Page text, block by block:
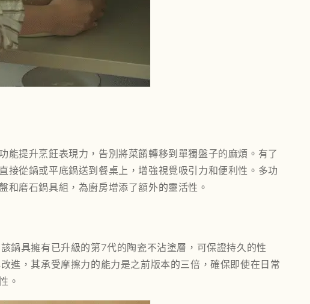
能提升烹飪表現力，告別將菜餚轉移到單獨盤子的麻煩。有了
接從鍋或平底鍋送到餐桌上，增強視覺吸引力和便利性。多功
和磨石鍋具組， 為廚房增添了額外的靈活性。
鍋具擁有已升級的第7代的陶瓷不沾塗層，可保證持久的性
進，其承受摩擦力的能力是之前版本的三倍，確保即使在日常
。